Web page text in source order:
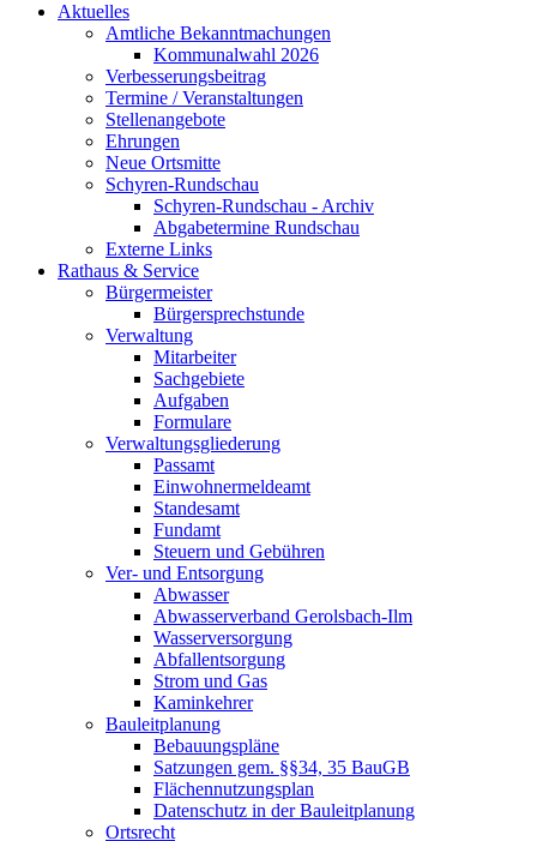
Aktuelles
Amtliche Bekanntmachungen
Kommunalwahl 2026
Verbesserungsbeitrag
Termine / Veranstaltungen
Stellenangebote
Ehrungen
Neue Ortsmitte
Schyren-Rundschau
Schyren-Rundschau - Archiv
Abgabetermine Rundschau
Externe Links
Rathaus & Service
Bürgermeister
Bürgersprechstunde
Verwaltung
Mitarbeiter
Sachgebiete
Aufgaben
Formulare
Verwaltungsgliederung
Passamt
Einwohnermeldeamt
Standesamt
Fundamt
Steuern und Gebühren
Ver- und Entsorgung
Abwasser
Abwasserverband Gerolsbach-Ilm
Wasserversorgung
Abfallentsorgung
Strom und Gas
Kaminkehrer
Bauleitplanung
Bebauungspläne
Satzungen gem. §§34, 35 BauGB
Flächennutzungsplan
Datenschutz in der Bauleitplanung
Ortsrecht